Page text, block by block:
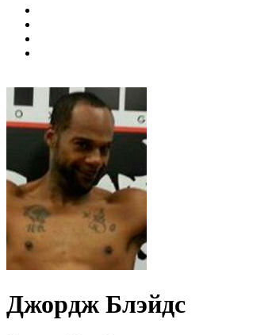
Джордж Блэйдс